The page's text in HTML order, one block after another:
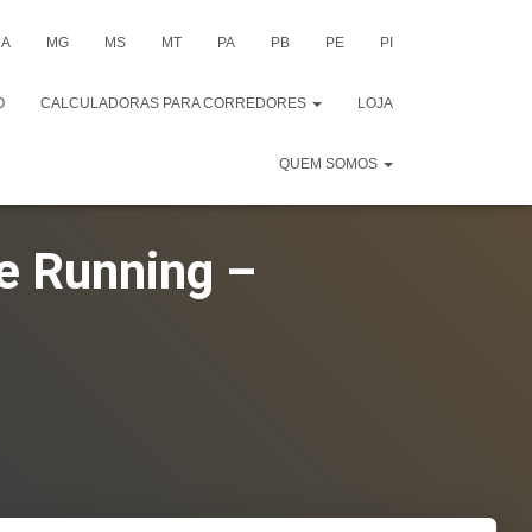
MG MS MT PA PB PE PI
CALCULADORAS PARA CORREDORES LOJA
QUEM SOMOS
Running –